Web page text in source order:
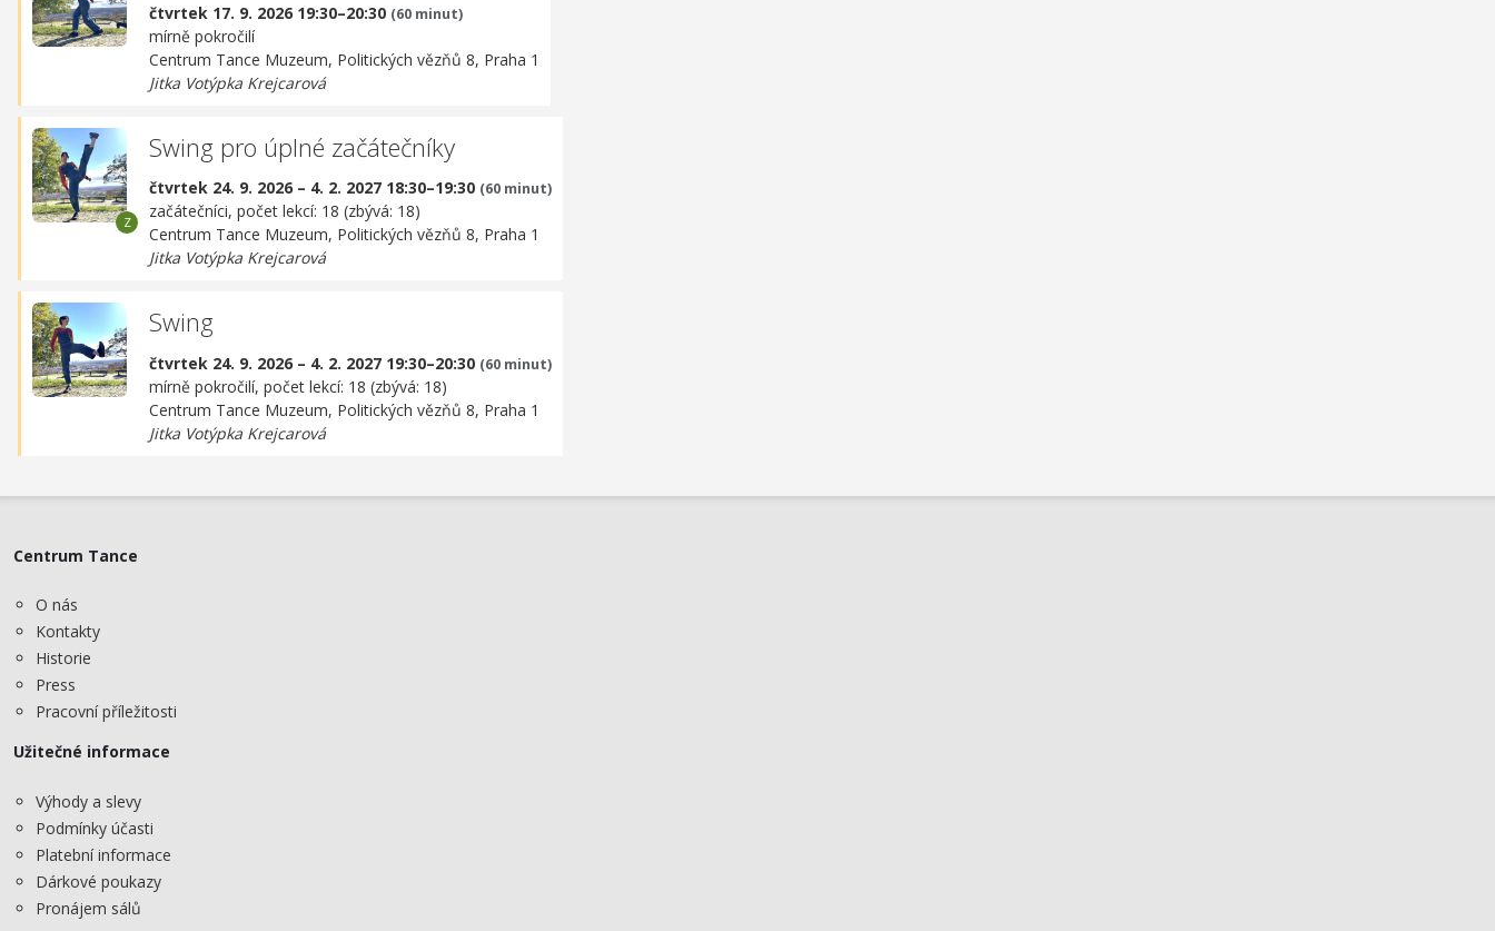
čtvrtek 17. 9. 2026 19:30–20:30 (60 minut)
mírně pokročilí
Centrum Tance Muzeum, Politických vězňů 8, Praha 1
Jitka Votýpka Krejcarová
Swing pro úplné začátečníky
čtvrtek 24. 9. 2026 – 4. 2. 2027 18:30–19:30 (60 minut)
začátečníci, počet lekcí: 18 (zbývá: 18)
Centrum Tance Muzeum, Politických vězňů 8, Praha 1
Jitka Votýpka Krejcarová
Swing
čtvrtek 24. 9. 2026 – 4. 2. 2027 19:30–20:30 (60 minut)
mírně pokročilí, počet lekcí: 18 (zbývá: 18)
Centrum Tance Muzeum, Politických vězňů 8, Praha 1
Jitka Votýpka Krejcarová
Centrum Tance
O nás
Kontakty
Historie
Press
Pracovní příležitosti
Užitečné informace
Výhody a slevy
Podmínky účasti
Platební informace
Dárkové poukazy
Pronájem sálů